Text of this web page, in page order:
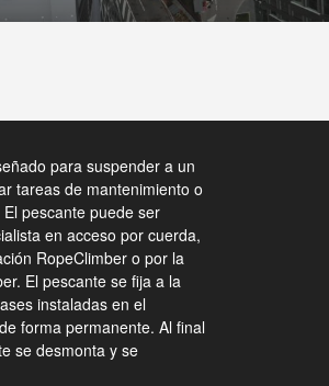
para suspender a un
tareas de mantenimiento o
pescante puede ser
en acceso por cuerda,
RopeClimber o por la
El pescante se fija a la
instaladas en el
forma permanente. Al final
se desmonta y se